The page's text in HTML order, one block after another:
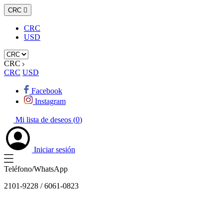
CRC 
CRC
USD
CRC
CRC USD
Facebook
Instagram
Mi lista de deseos (0)
Iniciar sesión
Teléfono/WhatsApp
2101-9228 / 6061-0823